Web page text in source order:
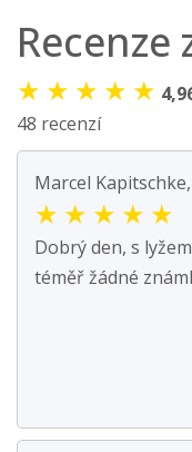
Recenze
★ ★ ★ ★ ★
48 recenzí
Marcel
★ ★ ★ ★ ★
Dobrý den, s
téměř žádné